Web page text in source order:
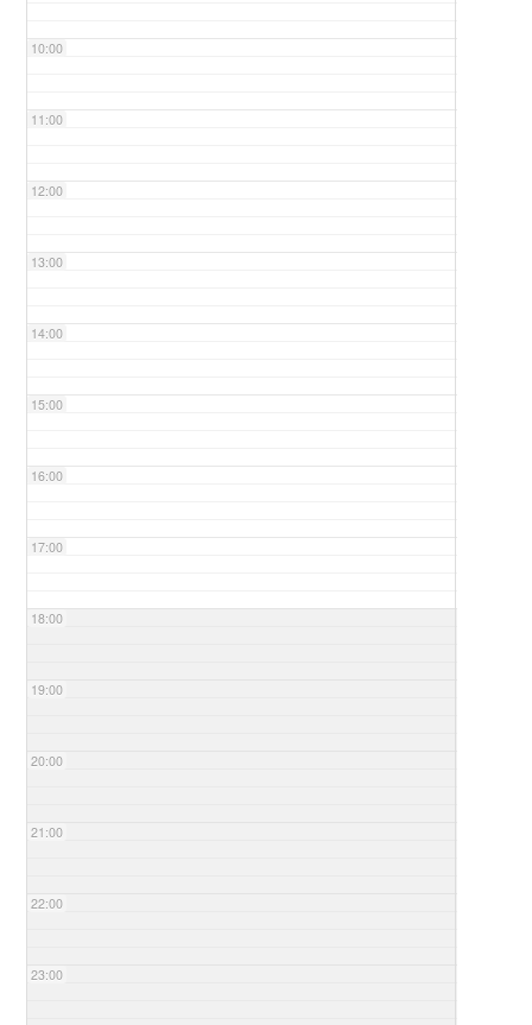
10:00
11:00
12:00
13:00
14:00
15:00
16:00
17:00
18:00
19:00
20:00
21:00
22:00
23:00